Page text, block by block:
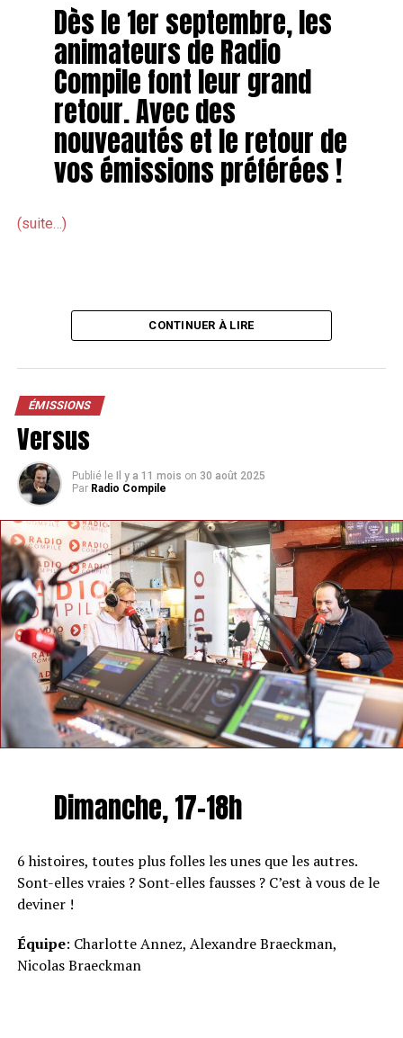
Dès le 1er septembre, les
animateurs de Radio
Compile font leur grand
retour. Avec des
nouveautés et le retour de
vos émissions préférées !
(suite…)
CONTINUER À LIRE
ÉMISSIONS
Versus
Publié le Il y a 11 mois on 30 août 2025
Par Radio Compile
Dimanche, 17-18h
6 histoires, toutes plus folles les unes que les autres.
Sont-elles vraies ? Sont-elles fausses ? C’est à vous de le
deviner !
Équipe: Charlotte Annez, Alexandre Braeckman,
Nicolas Braeckman